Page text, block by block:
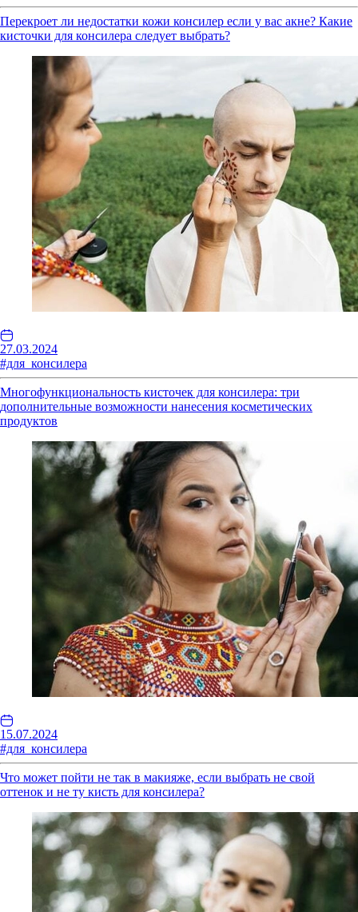
Перекроет ли недостатки кожи консилер если у вас акне? Какие
кисточки для консилера следует выбрать?
27.03.2024
#для_консилера
Многофункциональность кисточек для консилера: три
дополнительные возможности нанесения косметических
продуктов
15.07.2024
#для_консилера
Что может пойти не так в макияже, если выбрать не свой
оттенок и не ту кисть для консилера?